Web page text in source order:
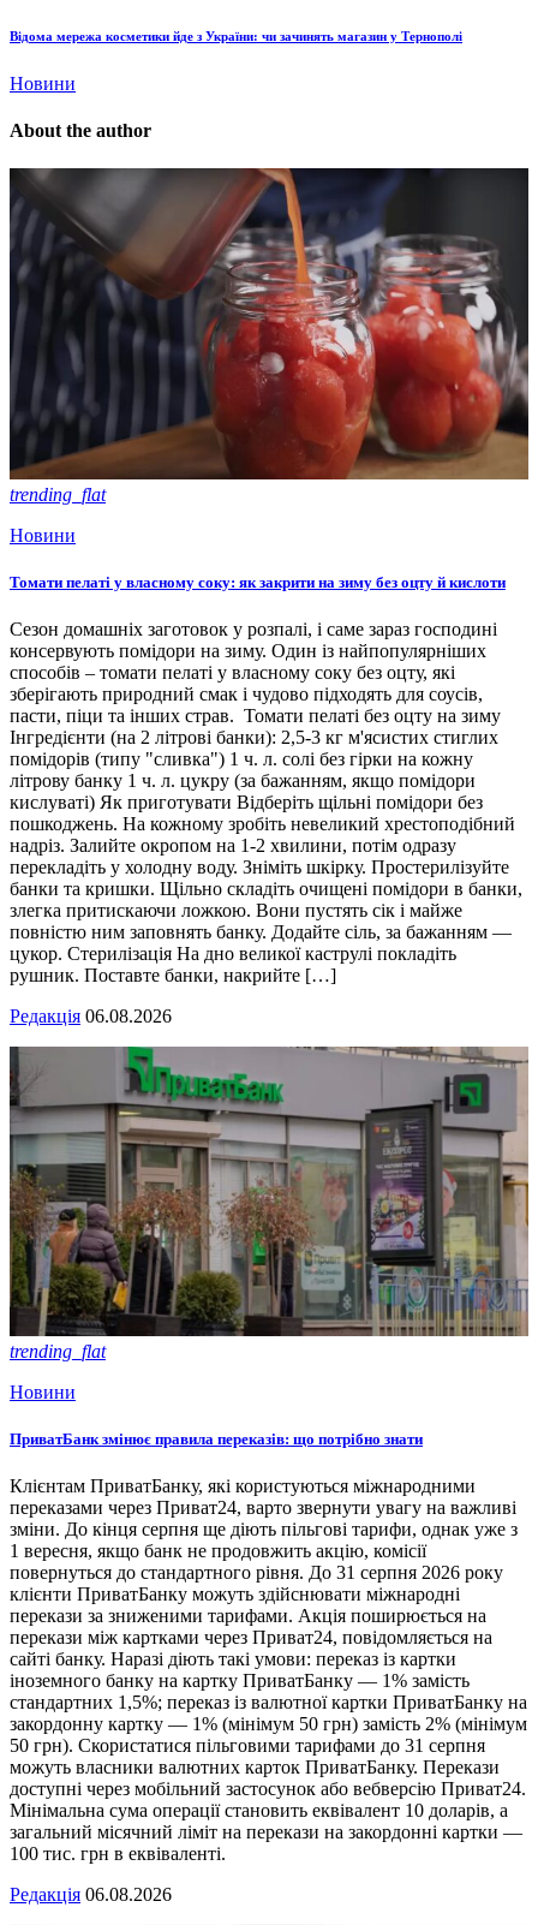
Відома мережа косметики йде з України: чи зачинять магазин у Тернополі
Новини
About the author
trending_flat
Новини
Томати пелаті у власному соку: як закрити на зиму без оцту й кислоти
Сезон домашніх заготовок у розпалі, і саме зараз господині
консервують помідори на зиму. Один із найпопулярніших
способів – томати пелаті у власному соку без оцту, які
зберігають природний смак і чудово підходять для соусів,
пасти, піци та інших страв. Томати пелаті без оцту на зиму
Інгредієнти (на 2 літрові банки): 2,5-3 кг м'ясистих стиглих
помідорів (типу "сливка") 1 ч. л. солі без гірки на кожну
літрову банку 1 ч. л. цукру (за бажанням, якщо помідори
кислуваті) Як приготувати Відберіть щільні помідори без
пошкоджень. На кожному зробіть невеликий хрестоподібний
надріз. Залийте окропом на 1-2 хвилини, потім одразу
перекладіть у холодну воду. Зніміть шкірку. Простерилізуйте
банки та кришки. Щільно складіть очищені помідори в банки,
злегка притискаючи ложкою. Вони пустять сік і майже
повністю ним заповнять банку. Додайте сіль, за бажанням —
цукор. Стерилізація На дно великої каструлі покладіть
рушник. Поставте банки, накрийте […]
Редакція 06.08.2026
trending_flat
Новини
ПриватБанк змінює правила переказів: що потрібно знати
Клієнтам ПриватБанку, які користуються міжнародними
переказами через Приват24, варто звернути увагу на важливі
зміни. До кінця серпня ще діють пільгові тарифи, однак уже з
1 вересня, якщо банк не продовжить акцію, комісії
повернуться до стандартного рівня. До 31 серпня 2026 року
клієнти ПриватБанку можуть здійснювати міжнародні
перекази за зниженими тарифами. Акція поширюється на
перекази між картками через Приват24, повідомляється на
сайті банку. Наразі діють такі умови: переказ із картки
іноземного банку на картку ПриватБанку — 1% замість
стандартних 1,5%; переказ із валютної картки ПриватБанку на
закордонну картку — 1% (мінімум 50 грн) замість 2% (мінімум
50 грн). Скористатися пільговими тарифами до 31 серпня
можуть власники валютних карток ПриватБанку. Перекази
доступні через мобільний застосунок або вебверсію Приват24.
Мінімальна сума операції становить еквівалент 10 доларів, а
загальний місячний ліміт на перекази на закордонні картки —
100 тис. грн в еквіваленті.
Редакція 06.08.2026